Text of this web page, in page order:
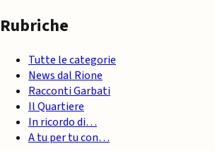
Rubriche
Tutte le categorie
News dal Rione
Racconti Garbati
Il Quartiere
In ricordo di…
A tu per tu con…